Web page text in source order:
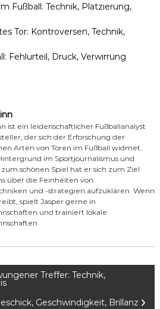
Fußball: Technik, Platzierung,
Tor: Kontroversen, Technik,
Fehlurteil, Druck, Verwirrung
ist ein leidenschaftlicher Fußballanalyst
der sich der Erforschung der
Arten von Toren im Fußball widmet.
im Sportjournalismus und
schönen Spiel hat er sich zum Ziel
über die Feinheiten von
und -strategien aufzuklären. Wenn
spielt Jasper gerne in
und trainiert lokale
Treffer: Technik,
Geschwindigkeit, Brillanz